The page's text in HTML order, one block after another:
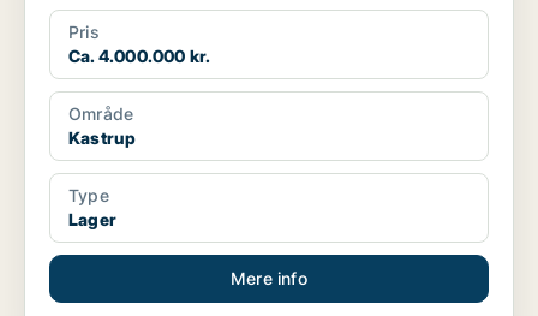
Pris
Ca. 4.000.000 kr.
Område
Kastrup
Type
Lager
Mere info